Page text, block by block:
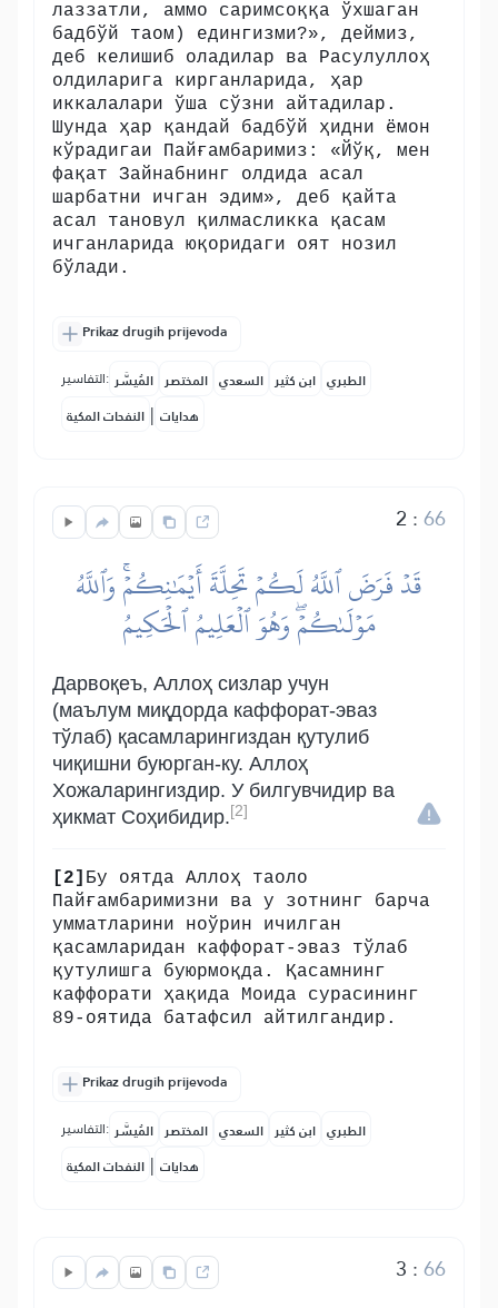
лаззатли, аммо саримсоққа ўхшаган
бадбўй таом) едингизми?», деймиз,
деб келишиб оладилар ва Расулуллоҳ
олдиларига кирганларида, ҳар
иккалалари ўша сўзни айтадилар.
Шунда ҳар қандай бадбўй ҳидни ёмон
кўрадигаи Пайғамбаримиз: «Йўқ, мен
фақат Зайнабнинг олдида асал
шарбатни ичган эдим», деб қайта
асал тановул қилмасликка қасам
ичганларида юқоридаги оят нозил
бўлади.
Prikaz drugih prijevoda
التفاسير: المُيسَّر المختصر السعدي ابن كثير الطبري
النفحات المكية | هدايات
2 :66
قَدۡ فَرَضَ ٱللَّهُ لَكُمۡ تَحِلَّةَ أَيۡمَٰنِكُمۡۚ وَٱللَّهُ
مَوۡلَىٰكُمۡۖ وَهُوَ ٱلۡعَلِيمُ ٱلۡحَكِيمُ
Дарвоқеъ, Аллоҳ сизлар учун
(маълум миқдорда каффорат-эваз
тўлаб) қасамларингиздан қутулиб
чиқишни буюрган-ку. Аллоҳ
Хожаларингиздир. У билгувчидир ва
ҳикмат Соҳибидир. [2]
[2] Бу оятда Аллоҳ таоло
Пайғамбаримизни ва у зотнинг барча
умматларини ноўрин ичилган
қасамларидан каффорат-эваз тўлаб
қутулишга буюрмоқда. Қасамнинг
каффорати ҳақида Моида сурасининг
89-оятида батафсил айтилгандир.
Prikaz drugih prijevoda
التفاسير: المُيسَّر المختصر السعدي ابن كثير الطبري
النفحات المكية | هدايات
3 :66